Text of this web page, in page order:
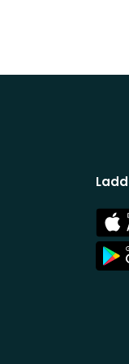
App
Store
App
Store